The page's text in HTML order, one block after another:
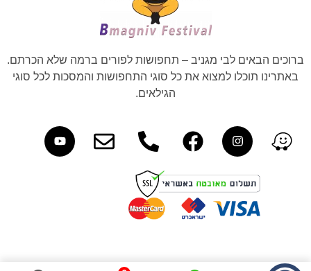
ברוכים הבאים לבי מגניב – תחפושות לפורים ברמה שלא הכרתם.
באתרינו תוכלו למצוא את כל סוגי התחפושות והמסכות לכל סוגי
הגילאים.